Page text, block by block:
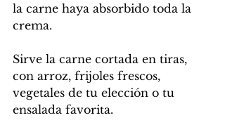
la carne haya absorbido toda la
crema.
Sirve la carne cortada en tiras,
con arroz, frijoles frescos,
vegetales de tu elección o tu
ensalada favorita.